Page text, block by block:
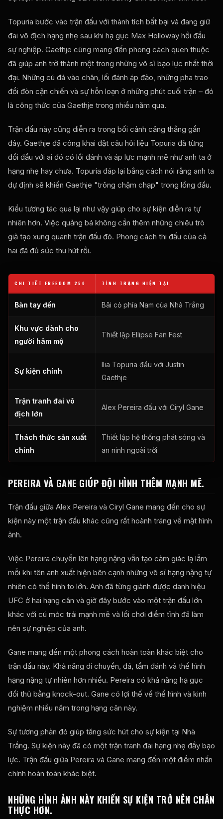
Topuria bước vào trận đấu với thành tích bất bại và đang giữ
đai vô địch hạng nhẹ sau khi hạ gục Max Holloway hồi đầu
sự nghiệp. Gaethje cũng mang đến phong cách quen thuộc
đã giúp anh trở thành một trong những võ sĩ bạo lực nhất thời
đại. Những cú đá vào chân, lối đánh áp đảo, những pha trao
đổi đòn cận chiến và sự hỗn loạn ở những phút cuối trận – đó
là công thức của Gaethje trong nhiều năm qua.
Trận đấu này cũng diễn ra trong bối cảnh căng thẳng gần
đây. Gaethje đã công khai đặt câu hỏi liệu Topuria đã từng
đối đầu với ai đó có lối đánh và áp lực mạnh mẽ như anh ta ở
hạng nhẹ hay chưa. Topuria đáp lại bằng cách nói rằng anh ta
dự định sẽ khiến Gaethje "trông chậm chạp" trong lồng đấu.
Kiểu tương tác qua lại như vậy giúp cho sự kiện diễn ra tự
nhiên hơn. Việc quảng bá không cần thêm những chiêu trò
giả tạo xung quanh trận đấu đó. Phong cách thi đấu của cả
hai đã đủ sức thu hút rồi.
CHI TIẾT FREEDOM 250 TÌNH TRẠNG HIỆN TẠI
Bàn tay đến Bãi cỏ phía Nam của Nhà Trắng
Khu vực dành cho
người hâm mộ
Thiết lập Ellipse Fan Fest
Sự kiện chính
Ilia Topuria đấu với Justin
Gaethje
Trận tranh đai vô
địch lớn
Alex Pereira đấu với Ciryl Gane
Thách thức sản xuất
chính
Thiết lập hệ thống phát sóng và
an ninh ngoài trời
PEREIRA VÀ GANE GIÚP ĐỘI HÌNH THÊM MẠNH MẼ.
Trận đấu giữa Alex Pereira và Ciryl Gane mang đến cho sự
kiện này một trận đấu khác cũng rất hoành tráng về mặt hình
ảnh.
Việc Pereira chuyển lên hạng nặng vẫn tạo cảm giác lạ lẫm
mỗi khi tên anh xuất hiện bên cạnh những võ sĩ hạng nặng tự
nhiên có thể hình to lớn. Anh đã từng giành được danh hiệu
UFC ở hai hạng cân và giờ đây bước vào một trận đấu lớn
khác với cú móc trái mạnh mẽ và lối chơi điềm tĩnh đã làm
nên sự nghiệp của anh.
Gane mang đến một phong cách hoàn toàn khác biệt cho
trận đấu này. Khả năng di chuyển, đá, tầm đánh và thể hình
hạng nặng tự nhiên hơn nhiều. Pereira có khả năng hạ gục
đối thủ bằng knock-out. Gane có lợi thế về thể hình và kinh
nghiệm nhiều năm trong hạng cân này.
Sự tương phản đó giúp tăng sức hút cho sự kiện tại Nhà
Trắng. Sự kiện này đã có một trận tranh đai hạng nhẹ đầy bạo
lực. Trận đấu giữa Pereira và Gane mang đến một điểm nhấn
chính hoàn toàn khác biệt.
NHỮNG HÌNH ẢNH NÀY KHIẾN SỰ KIỆN TRỞ NÊN CHÂN
THỰC HƠN.